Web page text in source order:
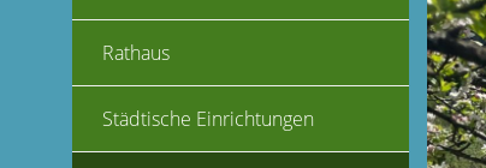
Rathaus
Städtische Einrichtungen